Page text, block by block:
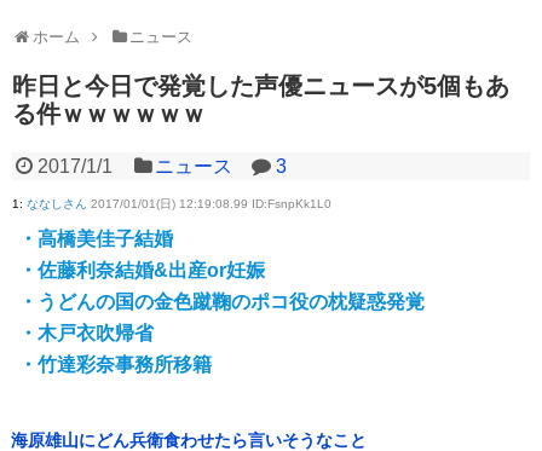
ホーム ニュース
昨日と今日で発覚した声優ニュースが5個もあ
る件ｗｗｗｗｗｗ
2017/1/1 ニュース 3
1: ななしさん 2017/01/01(日) 12:19:08.99 ID:FsnpKk1L0
・高橋美佳子結婚
・佐藤利奈結婚&出産or妊娠
・うどんの国の金色蹴鞠のポコ役の枕疑惑発覚
・木戸衣吹帰省
・竹達彩奈事務所移籍
海原雄山にどん兵衛食わせたら言いそうなこと